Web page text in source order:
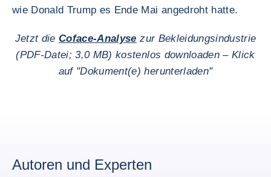
wie Donald Trump es Ende Mai angedroht hatte.
Jetzt dieCoface-Analyse zur Bekleidungsindustrie
(PDF-Datei; 3,0 MB) kostenlos downloaden – Klick
auf "Dokument(e) herunterladen"
Autoren und Experten